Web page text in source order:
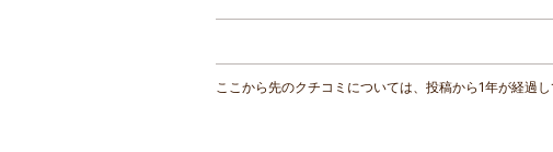
ここから先のクチコミについては、投稿から1年が経過